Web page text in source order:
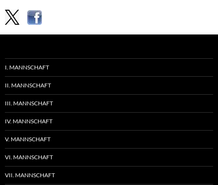
I. MANNSCHAFT
II. MANNSCHAFT
III. MANNSCHAFT
IV. MANNSCHAFT
V. MANNSCHAFT
VI. MANNSCHAFT
VII. MANNSCHAFT